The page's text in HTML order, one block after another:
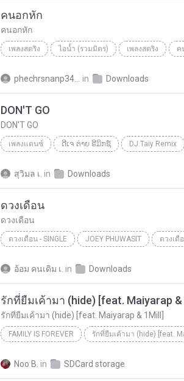
คนอกหัก
คนอกหัก
เพลงสตริง ไอน้ำ (รวมมิตร) เพลงสตริง ค
in Downloads
DON'T GO
DON'T GO
เพลงแดนซ์ ດີເຈ ຕ່າຍ ຣີມິກຊ໌ DJ.Taiy Remix
สุวิมล เ. in Downloads
ดวงเดือน
ดวงเดือน
ดวงเดือน - SINGLE JOEY PHUWASIT ดวงเดื
อ้อม คนเดิม เ. in Downloads
รักที่ยืมเค้ามา (hide) [feat. Maiyarap & 1Mill]
FAMILY IS FOREVER
Noo B. in SDCard storage